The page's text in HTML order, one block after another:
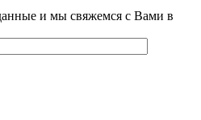
и мы свяжемся с Вами в